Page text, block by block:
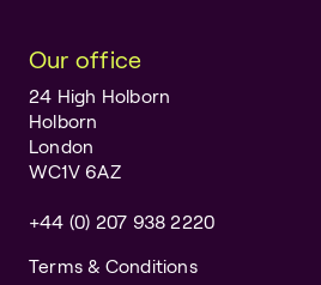
Our office
24 High Holborn
Holborn
London
WC1V 6AZ
+44 (0) 207 938 2220
Terms & Conditions